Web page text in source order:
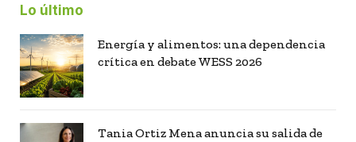
Lo último
Energía y alimentos: una dependencia
crítica en debate WESS 2026
Tania Ortiz Mena anuncia su salida de